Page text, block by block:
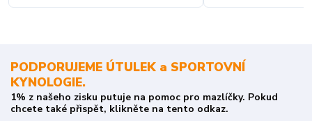
PODPORUJEME ÚTULEK a SPORTOVNÍ
KYNOLOGIE.
1% z našeho zisku putuje na pomoc pro mazlíčky. Pokud
chcete také přispět, klikněte na tento odkaz.